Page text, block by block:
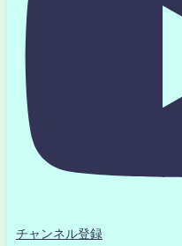
チャンネル登録